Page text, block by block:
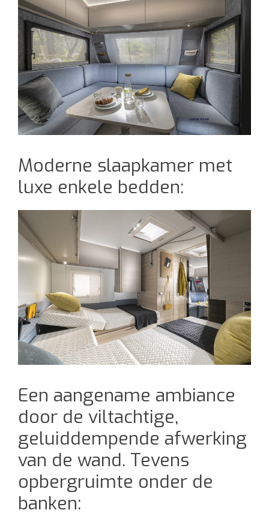
Moderne slaapkamer met
luxe enkele bedden:
Een aangename ambiance
door de viltachtige,
geluiddempende afwerking
van de wand. Tevens
opbergruimte onder de
banken: